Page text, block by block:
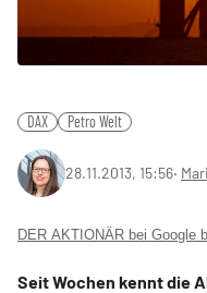
DAX Petro Welt
28.11.2013, 15:56‧
DER AKTIONÄR bei Google
Seit Wochen kennt die